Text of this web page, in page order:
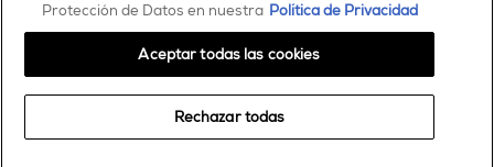
Comprar
Protección de Datos en nuestra Política de Privacidad
Rechazar todas
Aceptar todas las cookies